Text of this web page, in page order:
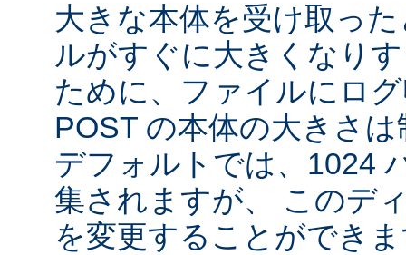
大きな本体を受け取っ
ルがすぐに大きくなり
ために、ファイルにロ
POST の本体の大きさ
デフォルトでは、1024
集されますが、 このデ
を変更することができ